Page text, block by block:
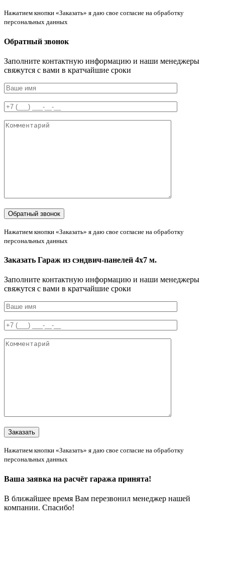
Нажатием кнопки «Заказать» я даю свое согласие на обработку
персональных данных
Обратный звонок
Заполните контактную информацию и наши менеджеры
свяжутся с вами в кратчайшие сроки
Нажатием кнопки «Заказать» я даю свое согласие на обработку
персональных данных
Заказать Гараж из сэндвич-панелей 4х7 м.
Заполните контактную информацию и наши менеджеры
свяжутся с вами в кратчайшие сроки
Нажатием кнопки «Заказать» я даю свое согласие на обработку
персональных данных
Ваша заявка на расчёт гаража принята!
В ближайшее время Вам перезвонил менеджер нашей
компании. Спасибо!